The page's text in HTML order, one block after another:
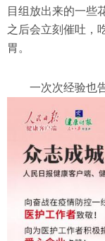
目组放出来的一些
之后会立刻催吐，
胃。
一次次经验也